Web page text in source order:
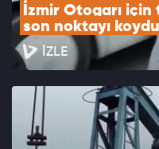
İzmir Otogarı için
son noktayı koydu
İZLE